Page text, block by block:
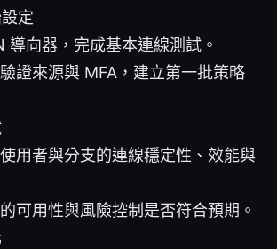
定
導向器，完成基本連線測試。
證來源與 MFA，建立第一批策略
用者與分支的連線穩定性、效能與
可用性與風險控制是否符合預期。